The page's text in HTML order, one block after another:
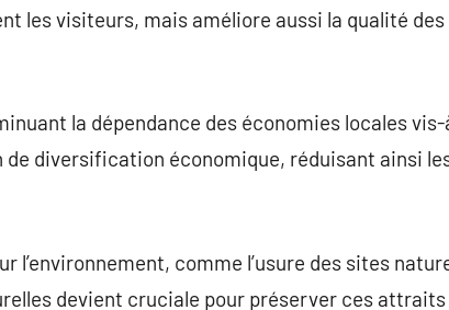
les visiteurs, mais améliore aussi la qualité des
la dépendance des économies locales
diversification économique, réduisant ainsi
comme l’usure des sites
devient cruciale pour préserver ces attraits